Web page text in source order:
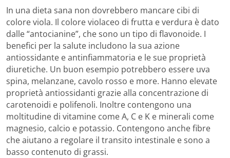
In una dieta sana non dovrebbero mancare cibi di
colore viola. Il colore violaceo di frutta e verdura è dato
dalle “antocianine”, che sono un tipo di flavonoide. I
benefici per la salute includono la sua azione
antiossidante e antinfiammatoria e le sue proprietà
diuretiche. Un buon esempio potrebbero essere uva
spina, melanzane, cavolo rosso e more. Hanno elevate
proprietà antiossidanti grazie alla concentrazione di
carotenoidi e polifenoli. Inoltre contengono una
moltitudine di vitamine come A, C e K e minerali come
magnesio, calcio e potassio. Contengono anche fibre
che aiutano a regolare il transito intestinale e sono a
basso contenuto di grassi.